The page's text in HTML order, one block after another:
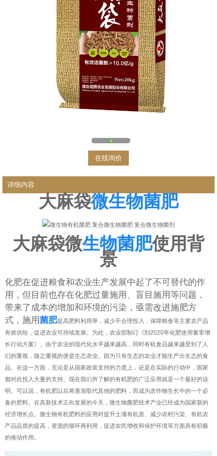
在线询价
详细内容
大麻袋微生物菌肥
大麻袋微生物菌肥使用背
景
化肥在促进粮食和农业生产发展中起了不可替代的作
用，但目前也存在化肥过量施用、盲目施用等问题，
带来了成本的增加和环境的污染，亟需改进施肥方
式，施用菌肥提高肥料利用率，减少不合理投入，保障粮食等主要农产品
有效供给，促进农业可持续发展。为此，农业部制订《到2020年化肥使用量零增
长行动方案》。由于农业的现代化水平越来越高，同时有机食品越来越受到了人
们的重视，随之重视的便是生态农业。因为只有生态的农业才能生产出生态的食
品。在这一方面，无论是从国家政策支持的力度上，还是在实际的行动中，国家
都对此投入大量的支持。现在我们所了解的有机肥的广泛应用就是一个最好的说
明。可以说，有机肥以后将逐渐取代其他的肥料，而成为农作物生长中的一个必
备的肥料。在高新技术正向发展的今天，微生物菌肥技术产业已经成为国家新的
经济增长点。微生物有机肥料的应用对提升土壤有机质、减少农村污染、有机农
产品品质的提高，资源的循环再利用，促进农民增收和保护环境等方面具有积极
的推动作用。